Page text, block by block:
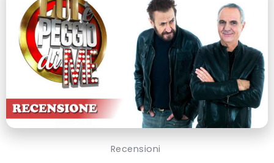
Recensioni